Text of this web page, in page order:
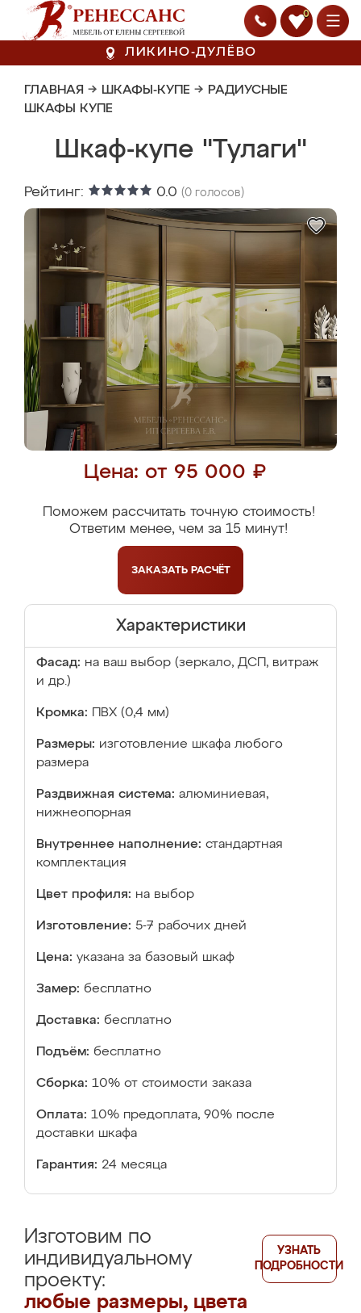
0
ЛИКИНО-ДУЛЁВО
ГЛАВНАЯ → ШКАФЫ-КУПЕ → РАДИУСНЫЕ
ШКАФЫ КУПЕ
Шкаф-купе "Тулаги"
Рейтинг: 0.0 (0 голосов)
Цена: от 95 000 ₽
Поможем рассчитать точную стоимость!
Ответим менее, чем за 15 минут!
ЗАКАЗАТЬ РАСЧЁТ
Характеристики
Фасад: на ваш выбор (зеркало, ДСП, витраж
и др.)
Кромка: ПВХ (0,4 мм)
Размеры: изготовление шкафа любого
размера
Раздвижная система: алюминиевая,
нижнеопорная
Внутреннее наполнение: стандартная
комплектация
Цвет профиля: на выбор
Изготовление: 5-7 рабочих дней
Цена: указана за базовый шкаф
Замер: бесплатно
Доставка: бесплатно
Подъём: бесплатно
Сборка: 10% от стоимости заказа
Оплата: 10% предоплата, 90% после
доставки шкафа
Гарантия: 24 месяца
Изготовим по
индивидуальному
проекту:
любые размеры, цвета
УЗНАТЬ
ПОДРОБНОСТИ